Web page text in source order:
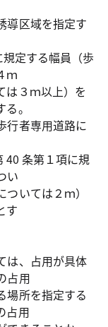
区域を指定す
する幅員（歩
ｍ
ｍ以上）を
。
者専用道路に
条第１項に規
い
ては２ｍ）
す
、占用が具体
占用
所を指定する
占用